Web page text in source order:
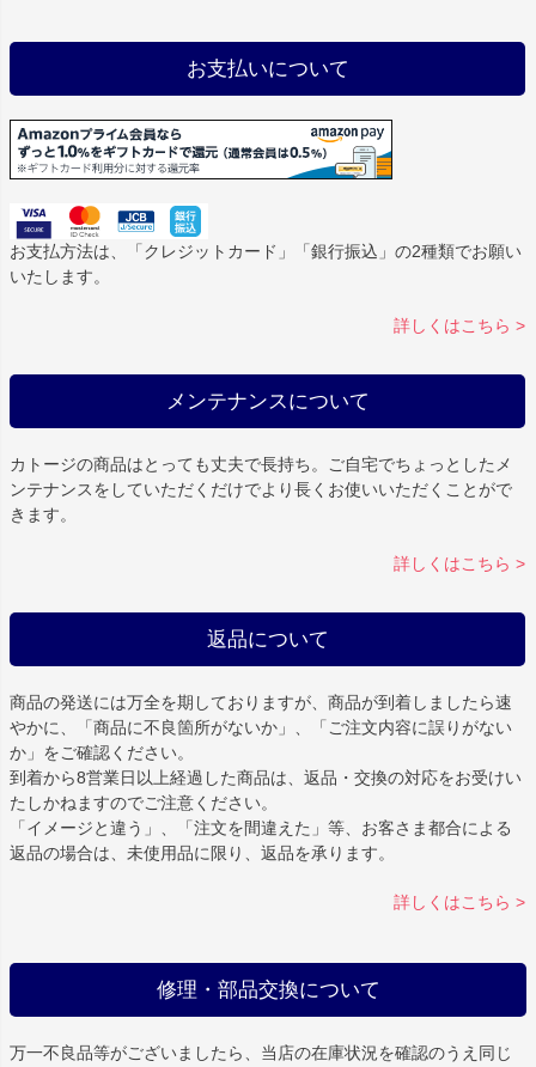
お支払いについて
お支払方法は、「クレジットカード」「銀行振込」の2種類でお願い
いたします。
詳しくはこちら >
メンテナンスについて
カトージの商品はとっても丈夫で長持ち。ご自宅でちょっとしたメ
ンテナンスをしていただくだけでより長くお使いいただくことがで
きます。
詳しくはこちら >
返品について
商品の発送には万全を期しておりますが、商品が到着しましたら速
やかに、「商品に不良箇所がないか」、「ご注文内容に誤りがない
か」をご確認ください。
到着から8営業日以上経過した商品は、返品・交換の対応をお受けい
たしかねますのでご注意ください。
「イメージと違う」、「注文を間違えた」等、お客さま都合による
返品の場合は、未使用品に限り、返品を承ります。
詳しくはこちら >
修理・部品交換について
万一不良品等がございましたら、当店の在庫状況を確認のうえ同じ